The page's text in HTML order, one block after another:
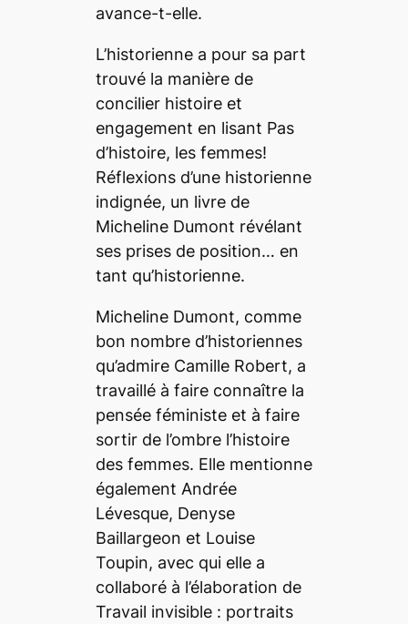
avance-t-elle.
L’historienne a pour sa part
trouvé la manière de
concilier histoire et
engagement en lisant Pas
d’histoire, les femmes!
Réflexions d’une historienne
indignée, un livre de
Micheline Dumont révélant
ses prises de position… en
tant qu’historienne.
Micheline Dumont, comme
bon nombre d’historiennes
qu’admire Camille Robert, a
travaillé à faire connaître la
pensée féministe et à faire
sortir de l’ombre l’histoire
des femmes. Elle mentionne
également Andrée
Lévesque, Denyse
Baillargeon et Louise
Toupin, avec qui elle a
collaboré à l’élaboration de
Travail invisible : portraits